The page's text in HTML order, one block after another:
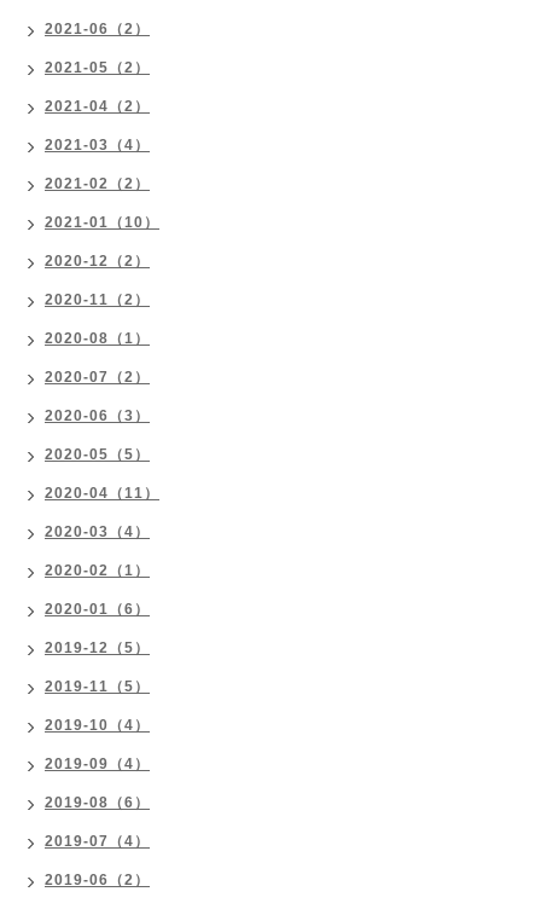
2021-06（2）
2021-05（2）
2021-04（2）
2021-03（4）
2021-02（2）
2021-01（10）
2020-12（2）
2020-11（2）
2020-08（1）
2020-07（2）
2020-06（3）
2020-05（5）
2020-04（11）
2020-03（4）
2020-02（1）
2020-01（6）
2019-12（5）
2019-11（5）
2019-10（4）
2019-09（4）
2019-08（6）
2019-07（4）
2019-06（2）